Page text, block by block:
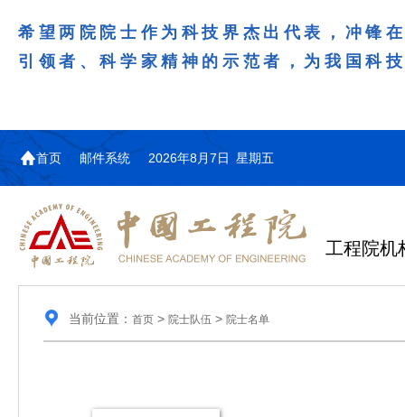
希望两院院士作为科技界杰出代表，冲锋
引领者、科学家精神的示范者，为我国科
首页 邮件系统 2026年8月7日 星期五
工程院机
当前位置： 首页> 院士队伍 > 院士名单